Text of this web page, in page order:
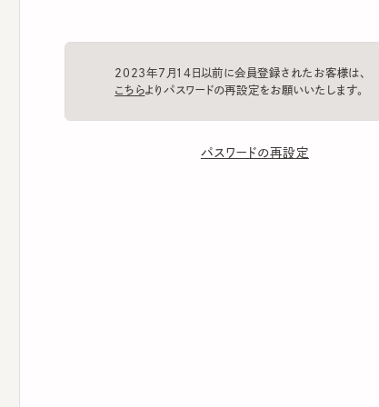
2023年7月14日以前に会員登録されたお客様は、
パスワードの再設定